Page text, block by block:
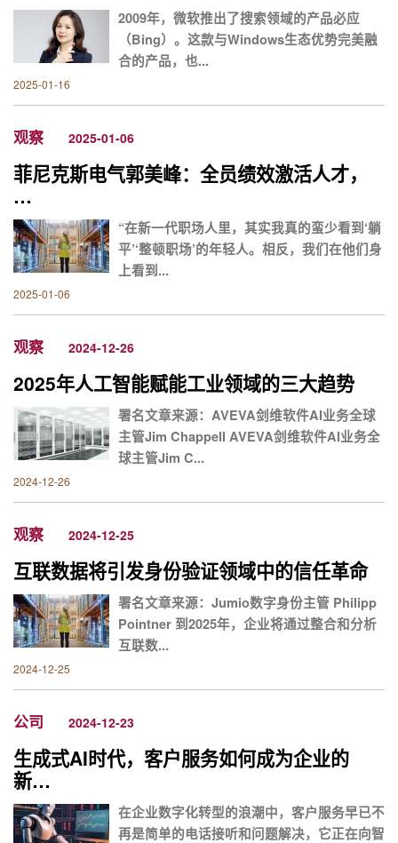
2009年，微软推出了搜索领域的产品必应
（Bing）。这款与Windows生态优势完美融
合的产品，也...
2025-01-16
观察 2025-01-06
菲尼克斯电气郭美峰：全员绩效激活人才，
…
“在新一代职场人里，其实我真的蛮少看到‘躺
平’‘整顿职场’的年轻人。相反，我们在他们身
上看到...
2025-01-06
观察 2024-12-26
2025年人工智能赋能工业领域的三大趋势
署名文章来源：AVEVA剑维软件AI业务全球
主管Jim Chappell AVEVA剑维软件AI业务全
球主管Jim C...
2024-12-26
观察 2024-12-25
互联数据将引发身份验证领域中的信任革命
署名文章来源：Jumio数字身份主管 Philipp
Pointner 到2025年，企业将通过整合和分析
互联数...
2024-12-25
公司 2024-12-23
生成式AI时代，客户服务如何成为企业的
新…
在企业数字化转型的浪潮中，客户服务早已不
再是简单的电话接听和问题解决，它正在向智